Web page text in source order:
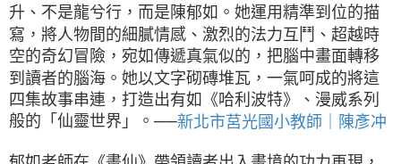
升、不是龍兮行，而是陳郁如。她運用精準到位的描
寫，將人物間的細膩情感、激烈的法力互鬥、超越時
空的奇幻冒險，宛如傳遞真氣似的，把腦中畫面轉移
到讀者的腦海。她以文字砌磚堆瓦，一氣呵成的將這
四集故事串連，打造出有如《哈利波特》、漫威系列
般的「仙靈世界」。──新北市莒光國小教師｜陳彥冲